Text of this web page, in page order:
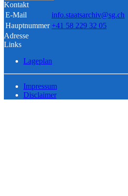
Kontakt
E-Mail
info.staatsarchiv@sg.ch
Hauptnummer +41 58 229 32 05
Adresse
Links
Lageplan
Impressum
Disclaimer